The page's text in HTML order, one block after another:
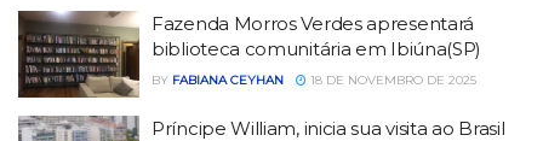
Fazenda Morros Verdes apresentará
biblioteca comunitária em Ibiúna(SP)
BY FABIANA CEYHAN 18 DE NOVEMBRO DE 2025
Príncipe William, inicia sua visita ao Brasil